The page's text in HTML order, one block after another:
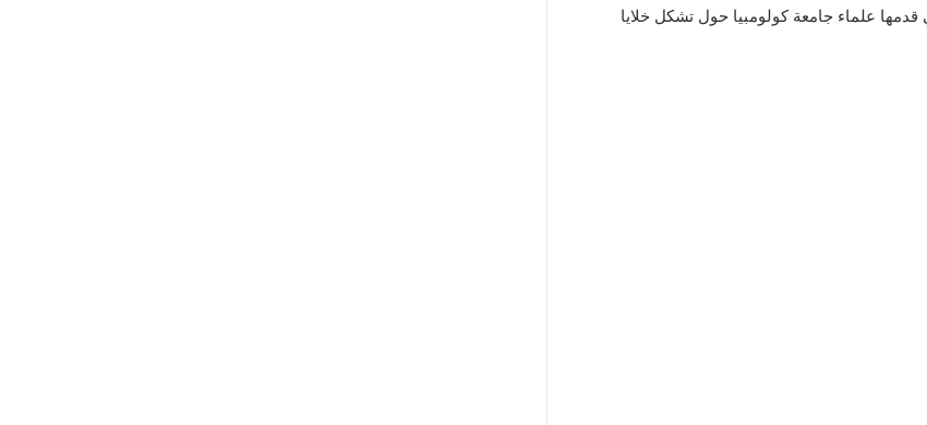
قدمها علماء جامعة كولومبيا حول تشكل خلايا